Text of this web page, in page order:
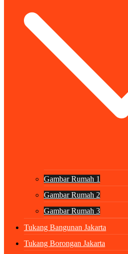
Gambar Rumah 1
Gambar Rumah 2
Gambar Rumah 3
Tukang Bangunan Jakarta
Tukang Borongan Jakarta